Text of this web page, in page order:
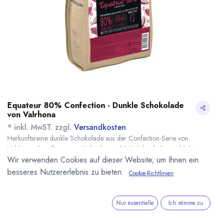
Equateur 80% Confection - Dunkle Schokolade
von Valrhona
* inkl. MwST. zzgl. Versandkosten
Herkunftsreine dunkle Schokolade aus der Confection-Serie von
Valrhona ohne Zusatz von Kakaobutter. 80 % Kakaobohnen, 20 %
Zucker. Speziell für Füllungen, Mousses, Backwaren und Eis, sowie zum
Einsatz mit der Compoz Linie von Valrhona.
Équateur: pflanzliche Bitterkeit und Noten süßer Gewürze.
sofort lieferbar 20,70€*
(41,40€/1 kg
Wir verwenden Cookies auf dieser Website, um Ihnen ein
besseres Nutzererlebnis zu bieten.
Cookie-Richtlinien
Nur essentielle Ich stimme zu